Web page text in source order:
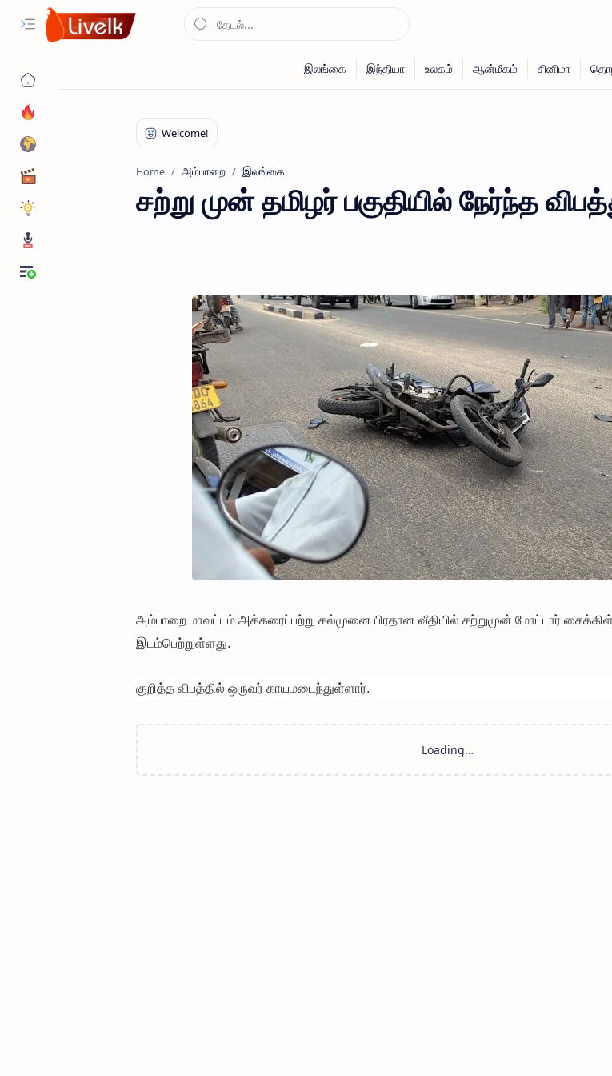
Home அம்பாறை இலங்கை
சற்று முன் தமிழர் பகுதியில் நேர்ந்த
அம்பாறை மாவட்டம் அக்கரைப்பற்று கல்முனை பிரதான வீதியில் சற்றுமுன் மோட்டார் சைக்கிள்
இடம்பெற்றுள்ளது.
குறித்த விபத்தில் ஒருவர் காயமடைந்துள்ளார்.